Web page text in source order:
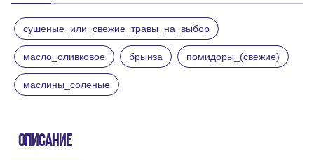
сушеные_или_свежие_травы_на_выбор
масло_оливковое брынза помидоры_(свежие)
маслины_соленые
Описание